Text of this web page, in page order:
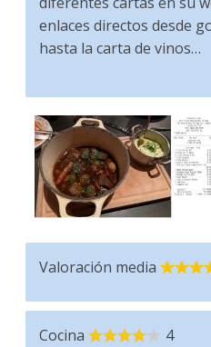
enlaces directos desde
hasta la carta de vinos…
Valoración media
Cocina 4